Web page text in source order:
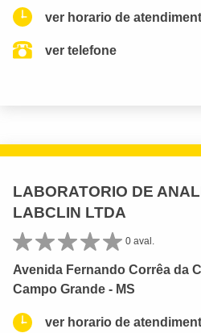
ver horario de
ver telefone
LABORATORIO DE
LABCLIN LTDA
0 aval.
Avenida Fernando Corrêa da
Campo Grande - MS
ver horario de